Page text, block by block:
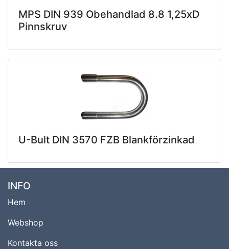
MPS DIN 939 Obehandlad 8.8 1,25xD
Pinnskruv
U-Bult DIN 3570 FZB Blankförzinkad
INFO
Hem
Webshop
Kontakta oss